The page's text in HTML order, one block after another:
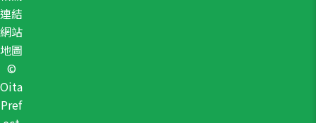
連結
網站
地圖
©
Oita
Pref